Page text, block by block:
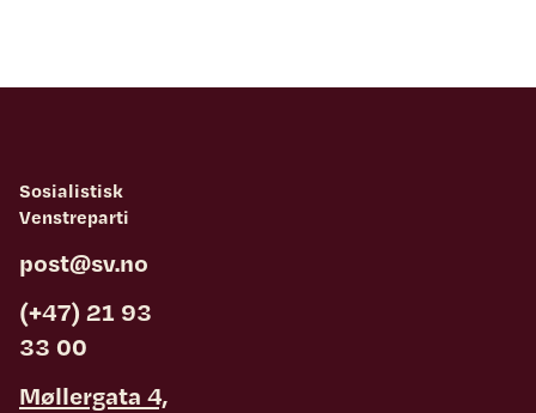
Sosialistisk
Venstreparti
post@sv.no
(+47) 21 93
33 00
Møllergata 4,